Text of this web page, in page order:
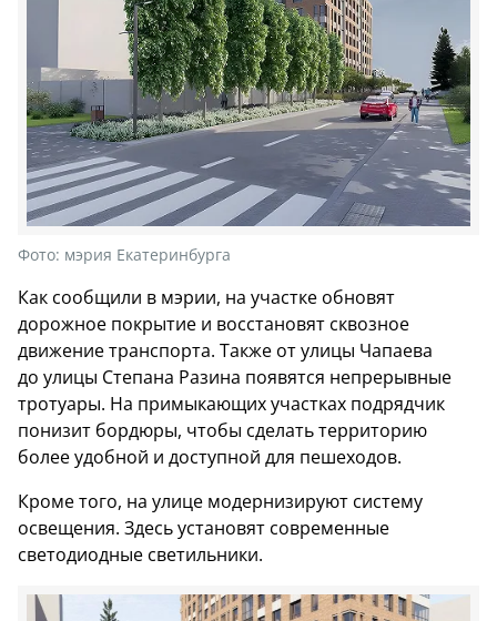
Фото: мэрия Екатеринбурга
Как сообщили в мэрии, на участке обновят
дорожное покрытие и восстановят сквозное
движение транспорта. Также от улицы Чапаева
до улицы Степана Разина появятся непрерывные
тротуары. На примыкающих участках подрядчик
понизит бордюры, чтобы сделать территорию
более удобной и доступной для пешеходов.
Кроме того, на улице модернизируют систему
освещения. Здесь установят современные
светодиодные светильники.